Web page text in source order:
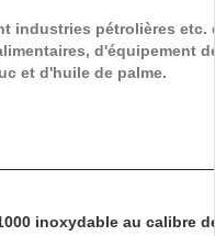
industries pétrolières etc.
d'équipement
et d'huile de palme.
inoxydable au calibre